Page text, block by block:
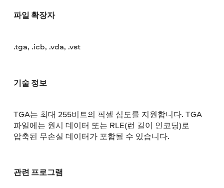
파일 확장자
.tga, .icb, .vda, .vst
기술 정보
TGA는 최대 255비트의 픽셀 심도를 지원합니다. TGA
파일에는 원시 데이터 또는 RLE(런 길이 인코딩)로
압축된 무손실 데이터가 포함될 수 있습니다.
관련 프로그램